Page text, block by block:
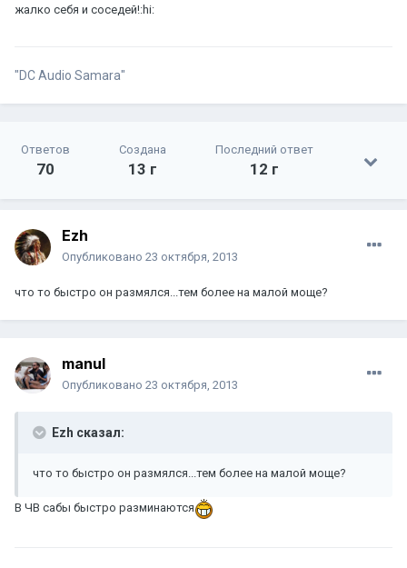
жалко себя и соседей!:hi:
"DC Audio Samara"
Ответов
70
Создана
13 г
Последний ответ
12 г
Ezh
Опубликовано 23 октября, 2013
что то быстро он размялся...тем более на малой моще?
manul
Опубликовано 23 октября, 2013
Ezh сказал:
что то быстро он размялся...тем более на малой моще?
В ЧВ сабы быстро разминаются